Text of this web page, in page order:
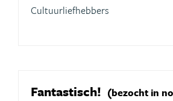
Cultuurliefhebbers
Fantastisch! (bezocht in